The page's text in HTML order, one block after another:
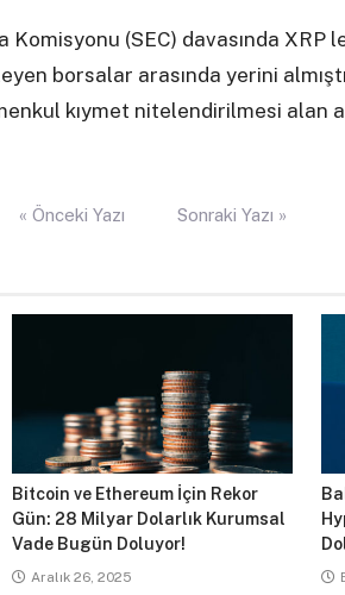
(SEC) davasında XRP
borsalar arasında yerini
kıymet nitelendirilmesi
« Önceki Yazı Sonraki Yazı »
Bitcoin ve Ethereum İçin Rekor
Gün: 28 Milyar Dolarlık Kurumsal
Vade Bugün Doluyor!
Aralık 26, 2025